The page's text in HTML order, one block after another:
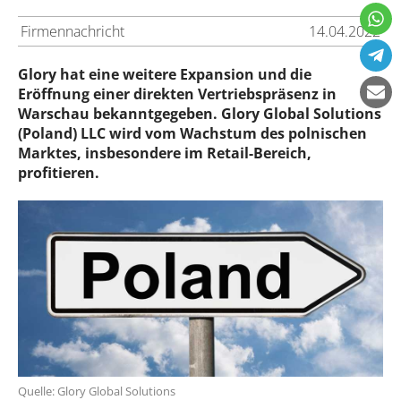
Firmennachricht 14.04.2022
Glory hat eine weitere Expansion und die
Eröffnung einer direkten Vertriebspräsenz in
Warschau bekanntgegeben. Glory Global Solutions
(Poland) LLC wird vom Wachstum des polnischen
Marktes, insbesondere im Retail-Bereich,
profitieren.
Quelle: Glory Global Solutions